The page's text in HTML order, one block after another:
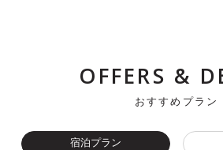
OFFERS &
おすすめプラン
宿泊プラン